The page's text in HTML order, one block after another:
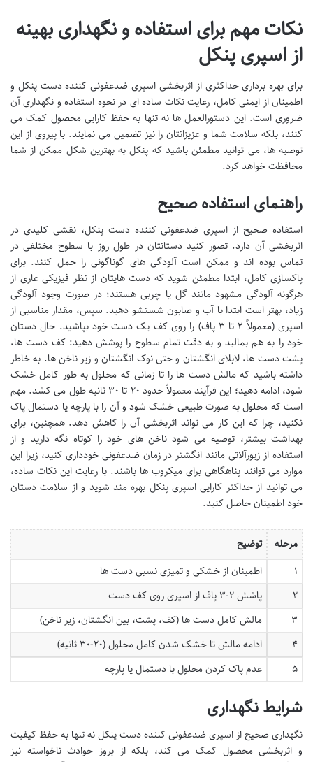
نکات مهم برای استفاده و نگهداری بهینه
از اسپری پنکل
برای بهره برداری حداکثری از اثربخشی اسپری ضدعفونی کننده دست پنکل و
اطمینان از ایمنی کامل، رعایت نکات ساده ای در نحوه استفاده و نگهداری آن
ضروری است. این دستورالعمل ها نه تنها به حفظ کارایی محصول کمک می
کنند، بلکه سلامت شما و عزیزانتان را نیز تضمین می نمایند. با پیروی از این
توصیه ها، می توانید مطمئن باشید که پنکل به بهترین شکل ممکن از شما
محافظت خواهد کرد.
راهنمای استفاده صحیح
استفاده صحیح از اسپری ضدعفونی کننده دست پنکل، نقشی کلیدی در
اثربخشی آن دارد. تصور کنید دستانتان در طول روز با سطوح مختلفی در
تماس بوده اند و ممکن است آلودگی های گوناگونی را حمل کنند. برای
پاکسازی کامل، ابتدا مطمئن شوید که دست هایتان از نظر فیزیکی عاری از
هرگونه آلودگی مشهود مانند گل یا چربی هستند؛ در صورت وجود آلودگی
زیاد، بهتر است ابتدا با آب و صابون شستشو دهید. سپس، مقدار مناسبی از
اسپری (معمولاً ۲ تا ۳ پاف) را روی کف یک دست خود بپاشید. حال دستان
خود را به هم بمالید و به دقت تمام سطوح را پوشش دهید: کف دست ها،
پشت دست ها، لابلای انگشتان و حتی نوک انگشتان و زیر ناخن ها. به خاطر
داشته باشید که مالش دست ها را تا زمانی که محلول به طور کامل خشک
شود، ادامه دهید؛ این فرآیند معمولاً حدود ۲۰ تا ۳۰ ثانیه طول می کشد. مهم
است که محلول به صورت طبیعی خشک شود و آن را با پارچه یا دستمال پاک
نکنید، چرا که این کار می تواند اثربخشی آن را کاهش دهد. همچنین، برای
بهداشت بیشتر، توصیه می شود ناخن های خود را کوتاه نگه دارید و از
استفاده از زیورآلاتی مانند انگشتر در زمان ضدعفونی خودداری کنید، زیرا این
موارد می توانند پناهگاهی برای میکروب ها باشند. با رعایت این نکات ساده،
می توانید از حداکثر کارایی اسپری پنکل بهره مند شوید و از سلامت دستان
خود اطمینان حاصل کنید.
مرحله
توضیح
۱
اطمینان از خشکی و تمیزی نسبی دست ها
۲
پاشش ۲-۳ پاف از اسپری روی کف دست
۳
مالش کامل دست ها (کف، پشت، بین انگشتان، زیر ناخن)
۴
ادامه مالش تا خشک شدن کامل محلول (۲۰-۳۰ ثانیه)
۵
عدم پاک کردن محلول با دستمال یا پارچه
شرایط نگهداری
نگهداری صحیح از اسپری ضدعفونی کننده دست پنکل نه تنها به حفظ کیفیت
و اثربخشی محصول کمک می کند، بلکه از بروز حوادث ناخواسته نیز